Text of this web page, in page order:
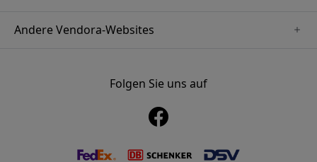
Andere Vendora-Websites
www.myfirst.se
Folgen Sie uns auf